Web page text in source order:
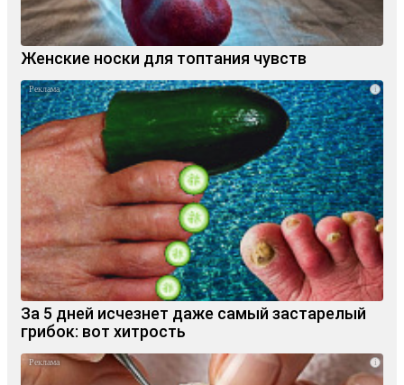
Женские носки для топтания чувств
i
За 5 дней исчезнет даже самый застарелый
грибок: вот хитрость
i